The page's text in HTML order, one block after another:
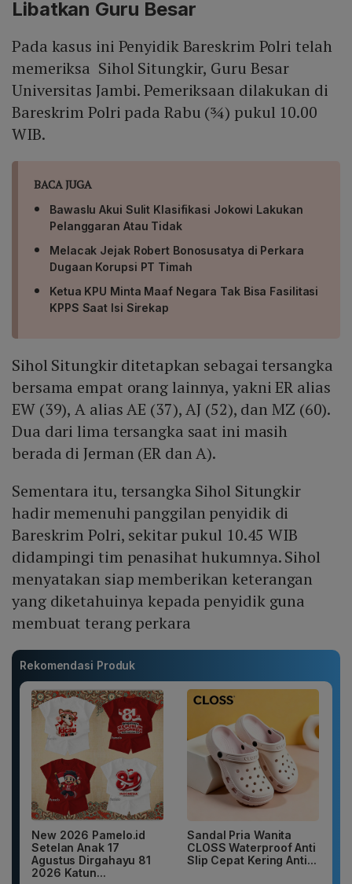
agar semua program MBKM mandiri mematuhi regulasi
Libatkan Guru Besar
Pada kasus ini Penyidik Bareskrim Polri telah
memeriksa Sihol Situngkir, Guru Besar
Universitas Jambi. Pemeriksaan dilakukan di
Bareskrim Polri pada Rabu (¾) pukul 10.00
WIB.
BACA JUGA
Bawaslu Akui Sulit Klasifikasi Jokowi Lakukan
Pelanggaran Atau Tidak
Melacak Jejak Robert Bonosusatya di Perkara
Dugaan Korupsi PT Timah
Ketua KPU Minta Maaf Negara Tak Bisa Fasilitasi
KPPS Saat Isi Sirekap
Sihol Situngkir ditetapkan sebagai tersangka
bersama empat orang lainnya, yakni ER alias
EW (39), A alias AE (37), AJ (52), dan MZ (60).
Dua dari lima tersangka saat ini masih
berada di Jerman (ER dan A).
Sementara itu, tersangka Sihol Situngkir
hadir memenuhi panggilan penyidik di
Bareskrim Polri, sekitar pukul 10.45 WIB
didampingi tim penasihat hukumnya. Sihol
menyatakan siap memberikan keterangan
yang diketahuinya kepada penyidik guna
membuat terang perkara
Rekomendasi Produk
New 2026 Pamelo.id
Setelan Anak 17
Agustus Dirgahayu 81
2026 Katun...
Sandal Pria Wanita
CLOSS Waterproof Anti
Slip Cepat Kering Anti...